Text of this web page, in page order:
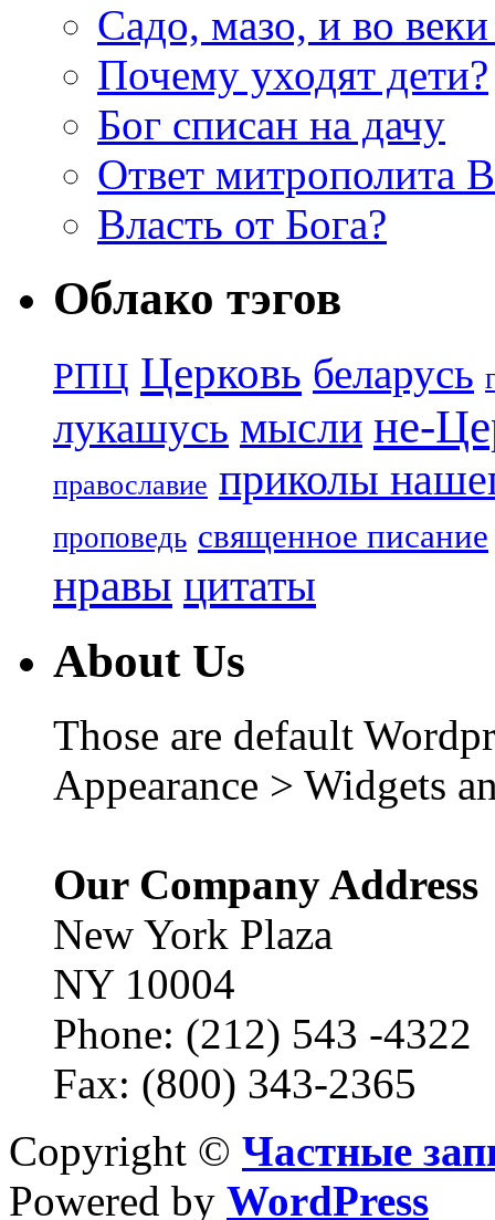
Садо, мазо, и во веки
Почему уходят дети?
Бог списан на дачу
Ответ митрополита
Власть от Бога?
Облако тэгов
РПЦ Церковь беларусь
лукашусь мысли не-
православие приколы
проповедь священное писание
нравы цитаты
About Us
Those are default
Appearance > Widgets
Our Company Address
New York Plaza
NY 10004
Phone: (212) 543 -4322
Fax: (800) 343-2365
Copyright © Частные
Powered by WordPress